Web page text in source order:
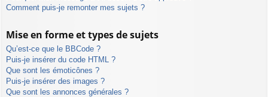
Comment puis-je remonter mes sujets ?
Mise en forme et types de sujets
Qu’est-ce que le BBCode ?
Puis-je insérer du code HTML ?
Que sont les émoticônes ?
Puis-je insérer des images ?
Que sont les annonces générales ?